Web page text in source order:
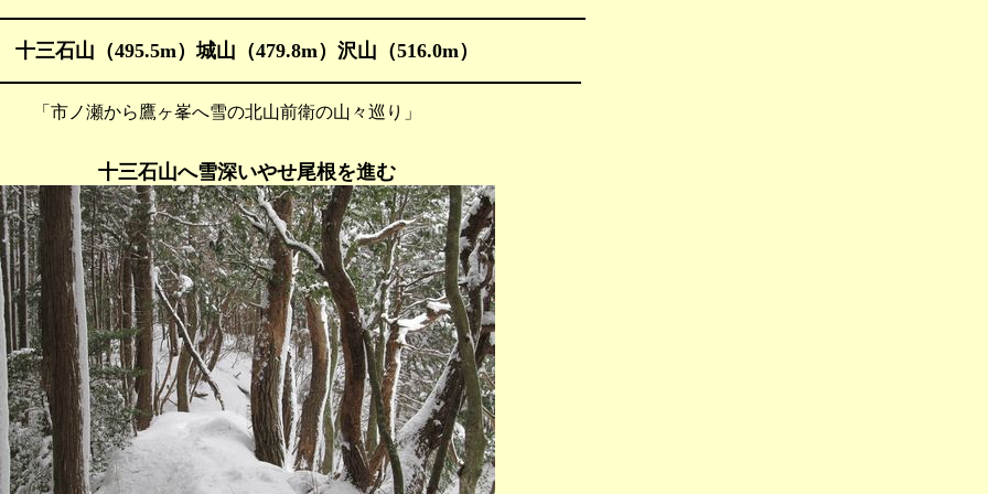
十三石山（495.5m）城山（479.8m）沢山（516.0m）
市ノ瀬から鷹ヶ峯へ雪の北山前衛の山々巡り」
十三石山へ雪深いやせ尾根を進む